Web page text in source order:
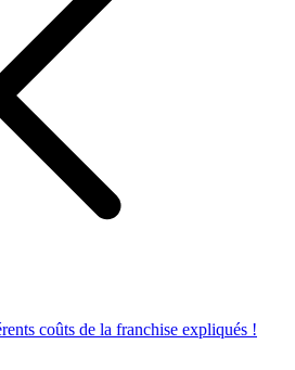
coûts de la franchise expliqués !